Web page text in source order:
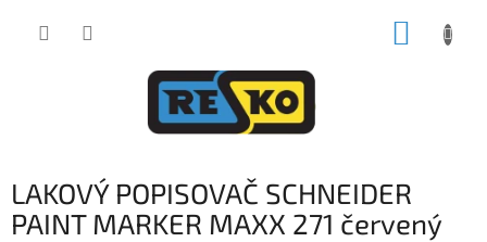
LAKOVÝ POPISOVAČ SCHNEIDER
PAINT MARKER MAXX 271 červený